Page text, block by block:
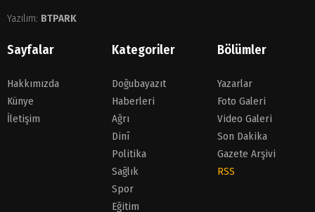
Yazılım: BTPARK
Sayfalar
Hakkımızda
Künye
İletişim
Kategoriler
Doğubayazıt
Haberleri
Ağrı
Dinî
Politika
Sağlık
Spor
Eğitim
Bölümler
Yazarlar
Foto Galeri
Video Galeri
Son Dakika
Gazete Arşivi
RSS